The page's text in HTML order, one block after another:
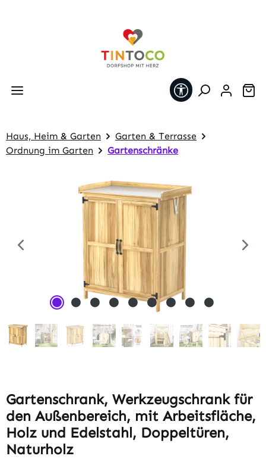
Werkzeugleiste
Haus, Heim & Garten
Garten & Terrasse
Ordnung im Garten
Gartenschränke
Gartenschrank, Werkzeugschrank für
den Außenbereich, mit Arbeitsfläche,
Holz und Edelstahl, Doppeltüren,
Naturholz